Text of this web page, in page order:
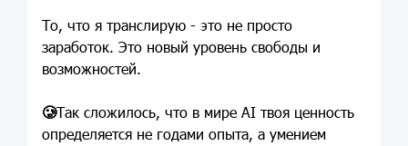
То, что я транслирую - это не просто
заработок. Это новый уровень свободы и
возможностей.
🥲Так сложилось, что в мире AI твоя ценность
определяется не годами опыта, а умением